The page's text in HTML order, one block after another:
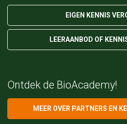
EIGEN KENNIS
LEERAANBOD OF
Ontdek de BioAcademy!
MEER OVER PARTNERS EN